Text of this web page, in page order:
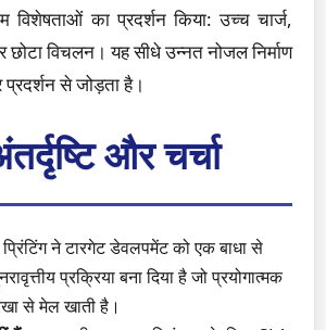
विशेषताओं का प्रदर्शन किया: उच्च चार्ज,
विचलन। यह सीधे उन्नत नोजल निर्माण
से जोड़ता है।
और चर्चा
ने टारगेट डेवलपमेंट को एक बाधा से
प्रक्रिया बना दिया है जो प्रयोगात्मक
से मेल खाती है।